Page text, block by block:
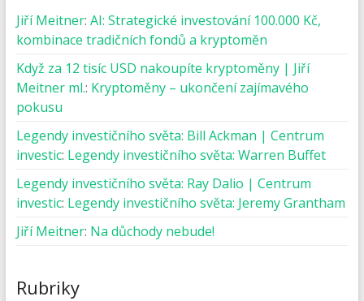
Jiří Meitner: AI: Strategické investování 100.000 Kč,
kombinace tradičních fondů a kryptoměn
Když za 12 tisíc USD nakoupíte kryptoměny | Jiří
Meitner ml.: Kryptoměny – ukončení zajímavého
pokusu
Legendy investičního světa: Bill Ackman | Centrum
investic: Legendy investičního světa: Warren Buffet
Legendy investičního světa: Ray Dalio | Centrum
investic: Legendy investičního světa: Jeremy Grantham
Jiří Meitner: Na důchody nebude!
Rubriky